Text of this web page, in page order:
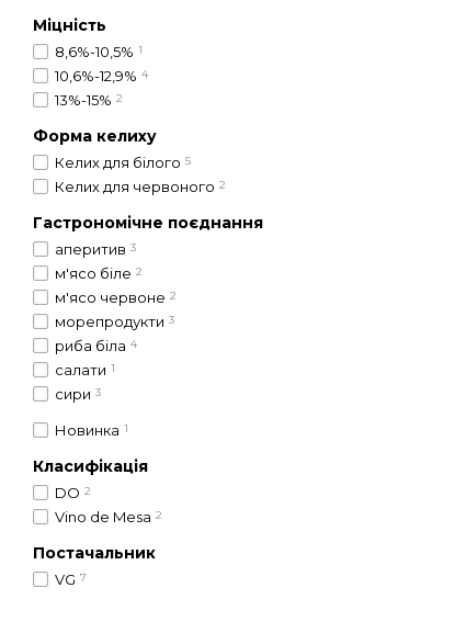
Міцність
8,6%-10,5% 1
10,6%-12,9% 4
13%-15% 2
Форма келиху
Келих для білого 5
Келих для червоного 2
Гастрономічне поєднання
аперитив 3
м'ясо біле 2
м'ясо червоне 2
морепродукти 3
риба біла 4
салати 1
сири 3
Новинка 1
Класифікація
DO 2
Vino de Mesa 2
Постачальник
VG 7